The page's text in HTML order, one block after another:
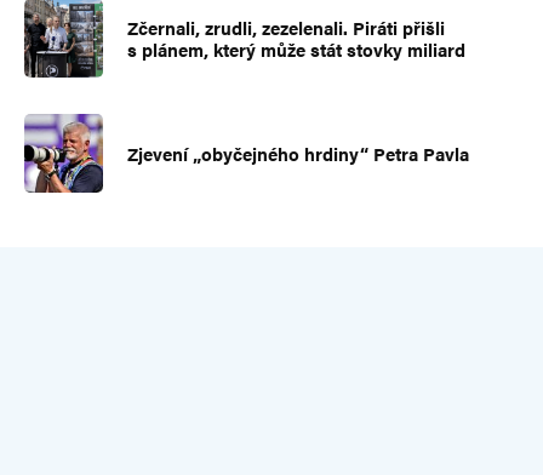
Zčernali, zrudli, zezelenali. Piráti přišli
s plánem, který může stát stovky miliard
Zjevení „obyčejného hrdiny“ Petra Pavla